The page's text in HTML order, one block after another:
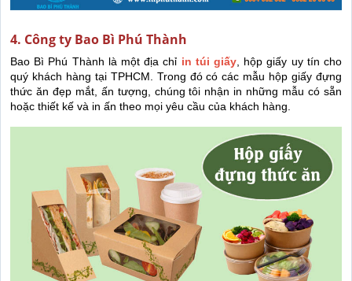
4. Công ty Bao Bì Phú Thành
Bao Bì Phú Thành là một địa chỉ in túi giấy , hộp giấy uy tín cho
quý khách hàng tại TPHCM. Trong đó có các mẫu hộp giấy đựng
thức ăn đẹp mắt, ấn tượng, chúng tôi nhận in những mẫu có sẵn
hoặc thiết kế và in ấn theo mọi yêu cầu của khách hàng.